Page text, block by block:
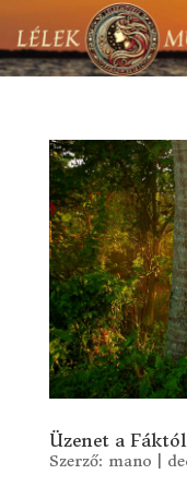
Üzenet a Fáktól
Szerző: mano